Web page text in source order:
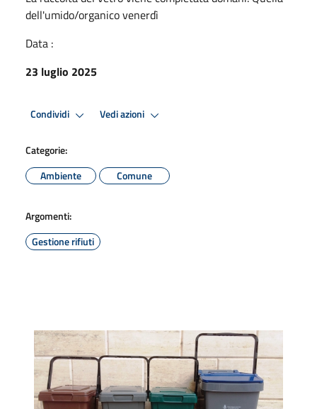
dell'umido/organico venerdì
Data :
23 luglio 2025
Condividi Vedi azioni
Categorie:
Ambiente
Comune
Argomenti:
Gestione rifiuti